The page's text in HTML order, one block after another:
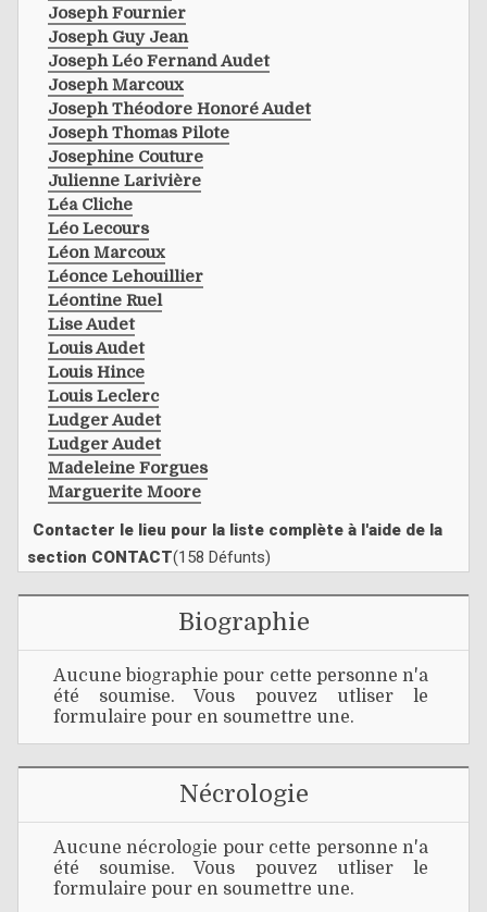
Joseph Fournier
Joseph Guy Jean
Joseph Léo Fernand Audet
Joseph Marcoux
Joseph Théodore Honoré Audet
Joseph Thomas Pilote
Josephine Couture
Julienne Larivière
Léa Cliche
Léo Lecours
Léon Marcoux
Léonce Lehouillier
Léontine Ruel
Lise Audet
Louis Audet
Louis Hince
Louis Leclerc
Ludger Audet
Ludger Audet
Madeleine Forgues
Marguerite Moore
Contacter le lieu pour la liste complète à l'aide de la
section CONTACT(158 Défunts)
Biographie
Aucune biographie pour cette personne n'a
été soumise. Vous pouvez utliser le
formulaire pour en soumettre une.
Nécrologie
Aucune nécrologie pour cette personne n'a
été soumise. Vous pouvez utliser le
formulaire pour en soumettre une.